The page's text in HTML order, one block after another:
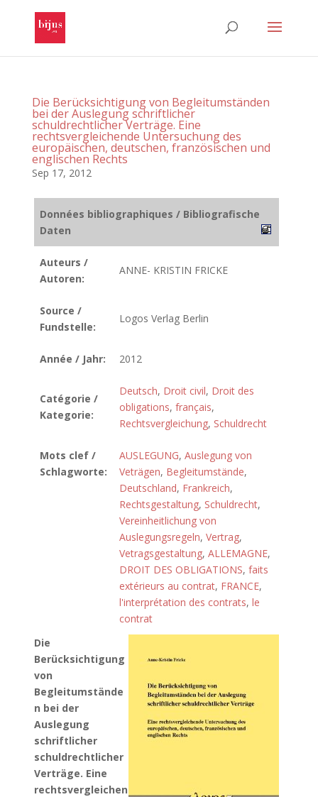
Die Berücksichtigung von Begleitumständen
bei der Auslegung schriftlicher
schuldrechtlicher Verträge. Eine
rechtsvergleichende Untersuchung des
europäischen, deutschen, französischen und
englischen Rechts
Sep 17, 2012
Données bibliographiques / Bibliografische
Daten
Auteurs /
Autoren:
ANNE- KRISTIN FRICKE
Source /
Fundstelle:
Logos Verlag Berlin
Année / Jahr: 2012
Catégorie /
Kategorie:
Deutsch, Droit civil, Droit des
obligations, français,
Rechtsvergleichung, Schuldrecht
Mots clef /
Schlagworte:
AUSLEGUNG, Auslegung von
Veträgen, Begleitumstände,
Deutschland, Frankreich,
Rechtsgestaltung, Schuldrecht,
Vereinheitlichung von
Auslegungsregeln, Vertrag,
Vetragsgestaltung, ALLEMAGNE,
DROIT DES OBLIGATIONS, faits
extérieurs au contrat, FRANCE,
l'interprétation des contrats, le
contrat
Die
Berücksichtigung
von
Begleitumstände
n bei der
Auslegung
schriftlicher
schuldrechtlicher
Verträge. Eine
rechtsvergleichen